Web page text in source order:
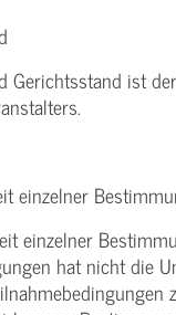
Gerichtsstand ist
einzelner
einzelner
hat nicht die